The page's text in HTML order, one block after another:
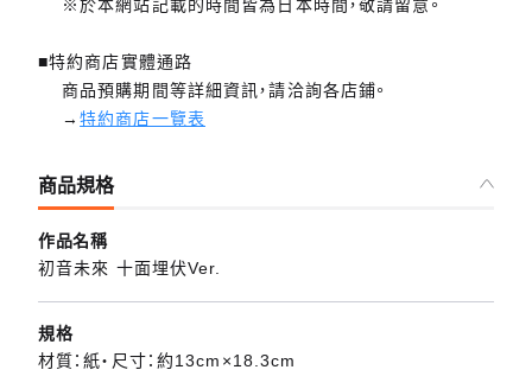
※於本網站記載的時間皆為日本時間，敬請留意。
■特約商店實體通路
商品預購期間等詳細資訊，請洽詢各店鋪。
→特約商店一覽表
商品規格
作品名稱
初音未來 十面埋伏Ver.
規格
材質：紙・尺寸：約13cm×18.3cm